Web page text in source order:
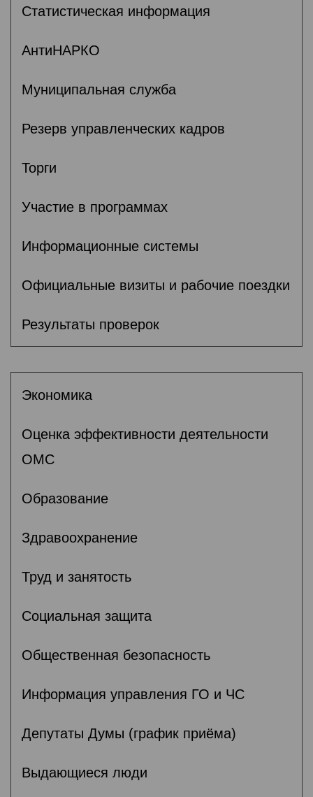
Статистическая информация
АнтиНАРКО
Муниципальная служба
Резерв управленческих кадров
Торги
Участие в программах
Информационные системы
Официальные визиты и рабочие поездки
Результаты проверок
Экономика
Оценка эффективности деятельности
ОМС
Образование
Здравоохранение
Труд и занятость
Социальная защита
Общественная безопасность
Информация управления ГО и ЧС
Депутаты Думы (график приёма)
Выдающиеся люди